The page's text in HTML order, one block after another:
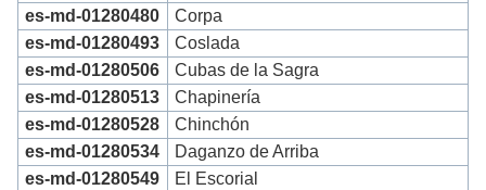
es-md-01280480
Corpa
es-md-01280493
Coslada
es-md-01280506
Cubas de la Sagra
es-md-01280513
Chapinería
es-md-01280528
Chinchón
es-md-01280534
Daganzo de Arriba
es-md-01280549
El Escorial